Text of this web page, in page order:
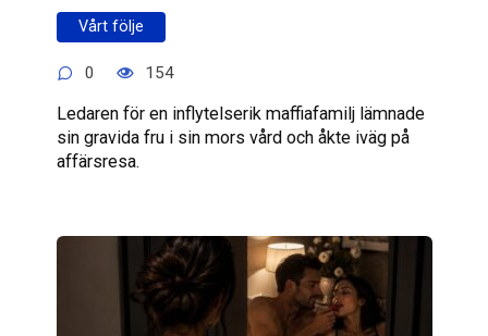
Vårt följe
0 154
Ledaren för en inflytelserik maffiafamilj lämnade
sin gravida fru i sin mors vård och åkte iväg på
affärsresa.